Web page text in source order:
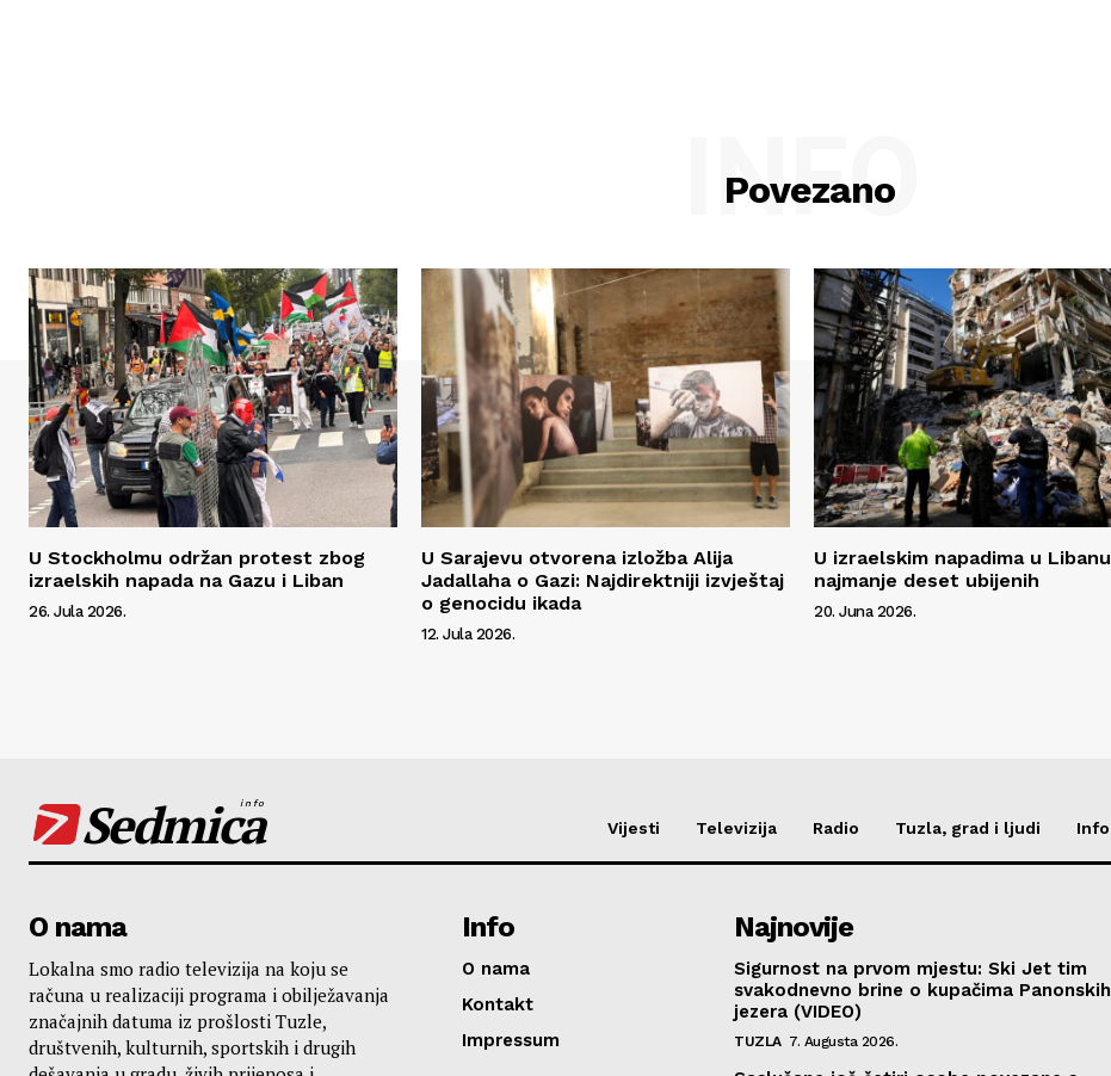
Povezano
INFO
U Stockholmu održan protest zbog
izraelskih napada na Gazu i Liban
26. Jula 2026.
U Sarajevu otvorena izložba Alija
Jadallaha o Gazi: Najdirektniji izvještaj
o genocidu ikada
12. Jula 2026.
U izraelskim napadima u Libanu
najmanje deset ubijenih
20. Juna 2026.
Sedmica
info
Vijesti Televizija Radio Tuzla, grad i ljudi Info
O nama
Lokalna smo radio televizija na koju se
računa u realizaciji programa i obilježavanja
značajnih datuma iz prošlosti Tuzle,
društvenih, kulturnih, sportskih i drugih
Info
O nama
Kontakt
Impressum
Najnovije
Sigurnost na prvom mjestu: Ski Jet tim
svakodnevno brine o kupačima Panonskih
jezera (VIDEO)
TUZLA 7. Augusta 2026.